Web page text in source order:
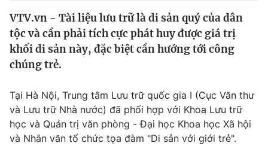
Y tế
Thế giới
Thế giới đó đây
Câu chuyện quốc tế
Kinh tế
Tài chính
Thị trường
Dữ liệu và đời sống
Giáo dục
VTV.vn - Tài liệu lưu trữ là di sản quý của dân
tộc và cần phải tích cực phát huy được giá trị
khối di sản này, đặc biệt cần hướng tới công
chúng trẻ.
Tại Hà Nội, Trung tâm Lưu trữ quốc gia I (Cục Văn thư
và Lưu trữ Nhà nước) đã phối hợp với Khoa Lưu trữ
học và Quản trị văn phòng - Đại học Khoa học Xã hội
và Nhân văn tổ chức tọa đàm "Di sản với giới trẻ".